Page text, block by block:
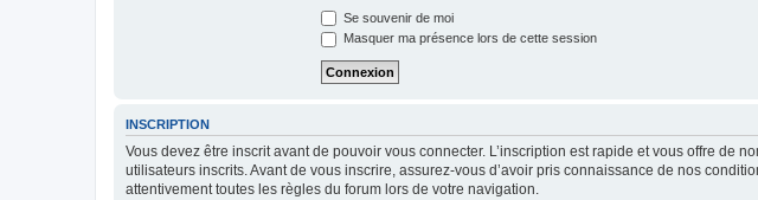
Se souvenir de moi
Masquer ma présence lors de cette session
INSCRIPTION
Vous devez être inscrit avant de pouvoir vous connecter. L’inscription est rapide et vous offre
utilisateurs inscrits. Avant de vous inscrire, assurez-vous d’avoir pris connaissance de nos
attentivement toutes les règles du forum lors de votre navigation.